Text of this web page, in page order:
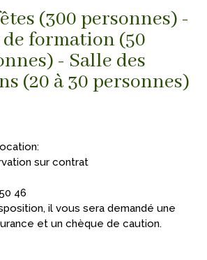
(300 personnes) -
de formation (50
- Salle des
(20 à 30 personnes)
sur contrat
46
il vous sera demandé une
et un chèque de caution.